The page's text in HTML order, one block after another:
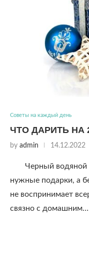
Советы на каждый день
ЧТО ДАРИТЬ НА
by admin 14.12.2022
Черный водяной
нужные подарки, а
не воспринимает
связно с домашним…